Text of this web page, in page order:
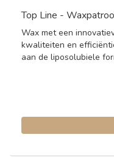
Top Line -
Wax met een
kwaliteiten en
aan de liposolubiele